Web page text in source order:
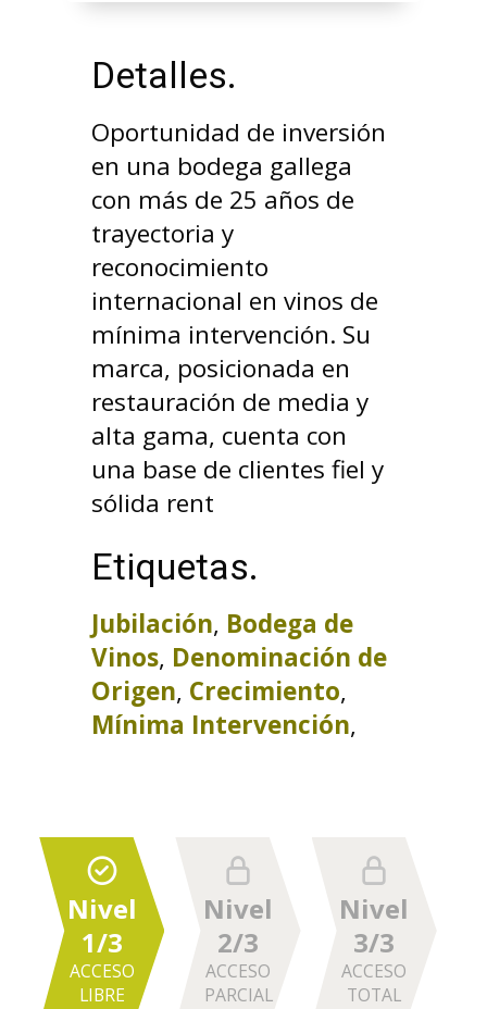
Detalles.
Oportunidad de inversión
en una bodega gallega
con más de 25 años de
trayectoria y
reconocimiento
internacional en vinos de
mínima intervención. Su
marca, posicionada en
restauración de media y
alta gama, cuenta con
una base de clientes fiel y
sólida rent
Etiquetas.
Jubilación, Bodega de
Vinos, Denominación de
Origen, Crecimiento,
Mínima Intervención,
Nivel
1/3
ACCESO
LIBRE
Nivel
2/3
ACCESO
PARCIAL
Nivel
3/3
ACCESO
TOTAL